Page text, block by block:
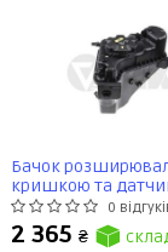
Бачок
кришкою та
2, 3, 4 (11-21) 0
2 365 ₴